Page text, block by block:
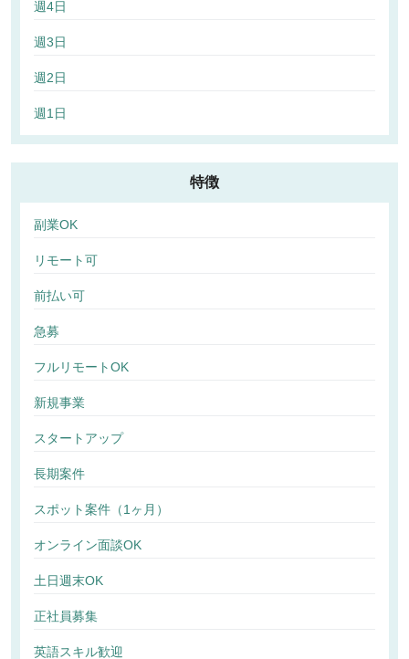
週4日
週3日
週2日
週1日
特徴
副業OK
リモート可
前払い可
急募
フルリモートOK
新規事業
スタートアップ
長期案件
スポット案件（1ヶ月）
オンライン面談OK
土日週末OK
正社員募集
英語スキル歓迎